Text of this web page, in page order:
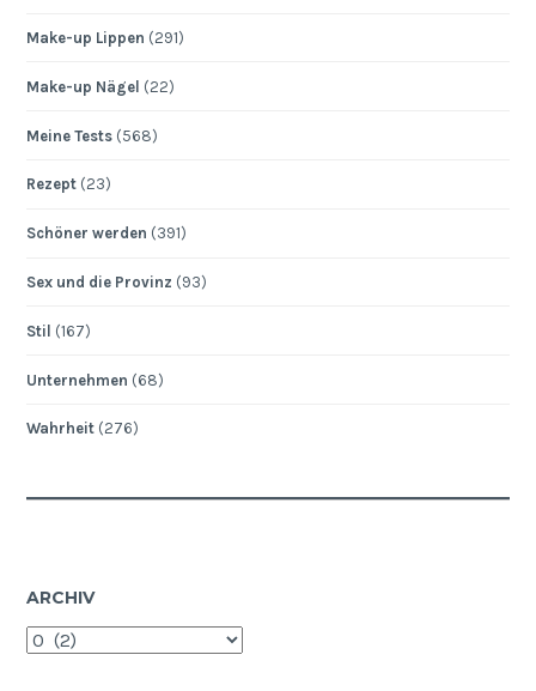
Make-up Lippen (291)
Make-up Nägel (22)
Meine Tests (568)
Rezept (23)
Schöner werden (391)
Sex und die Provinz (93)
Stil (167)
Unternehmen (68)
Wahrheit (276)
ARCHIV
Archiv